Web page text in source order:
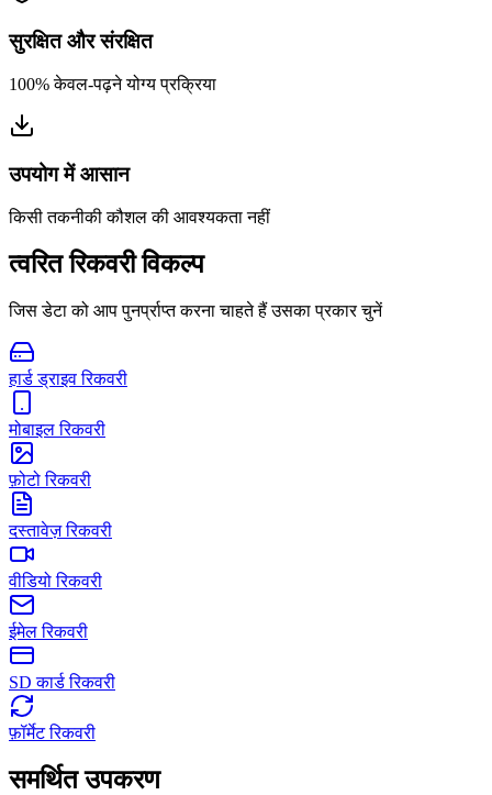
सुरक्षित और संरक्षित
100% केवल-पढ़ने योग्य प्रक्रिया
उपयोग में आसान
किसी तकनीकी कौशल की आवश्यकता नहीं
त्वरित रिकवरी विकल्प
जिस डेटा को आप पुनर्प्राप्त करना चाहते हैं उसका प्रकार चुनें
हार्ड ड्राइव रिकवरी
मोबाइल रिकवरी
फ़ोटो रिकवरी
दस्तावेज़ रिकवरी
वीडियो रिकवरी
ईमेल रिकवरी
SD कार्ड रिकवरी
फ़ॉर्मेट रिकवरी
समर्थित उपकरण